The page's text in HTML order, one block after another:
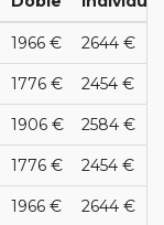
1966 € 2644 €
1776 € 2454 €
1906 € 2584 €
1776 € 2454 €
1966 € 2644 €